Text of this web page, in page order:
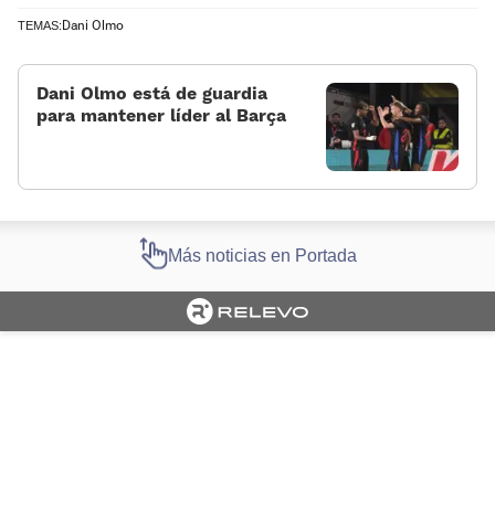
TEMAS: Dani Olmo
Dani Olmo está de guardia
para mantener líder al Barça
Más noticias en Portada